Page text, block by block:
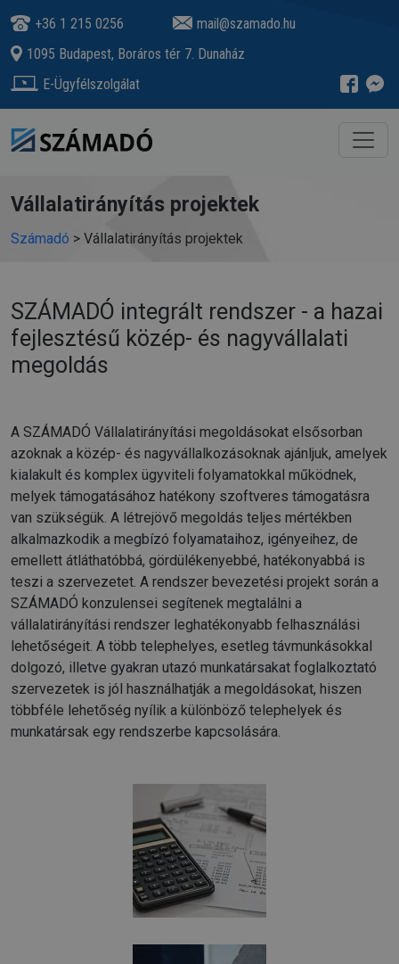
+36 1 215 0256
mail@szamado.hu
1095 Budapest, Boráros tér 7. Dunaház
E-Ügyfélszolgálat
Vállalatirányítás projektek
Számadó > Vállalatirányítás projektek
SZÁMADÓ integrált rendszer - a hazai
fejlesztésű közép- és nagyvállalati
megoldás
A SZÁMADÓ Vállalatirányítási megoldásokat elsősorban
azoknak a közép- és nagyvállalkozásoknak ajánljuk, amelyek
kialakult és komplex ügyviteli folyamatokkal működnek,
melyek támogatásához hatékony szoftveres támogatásra
van szükségük. A létrejövő megoldás teljes mértékben
alkalmazkodik a megbízó folyamataihoz, igényeihez, de
emellett átláthatóbbá, gördülékenyebbé, hatékonyabbá is
teszi a szervezetet. A rendszer bevezetési projekt során a
SZÁMADÓ konzulensei segítenek megtalálni a
vállalatirányítási rendszer leghatékonyabb felhasználási
lehetőségeit. A több telephelyes, esetleg távmunkásokkal
dolgozó, illetve gyakran utazó munkatársakat foglalkoztató
szervezetek is jól használhatják a megoldásokat, hiszen
többféle lehetőség nyílik a különböző telephelyek és
munkatársak egy rendszerbe kapcsolására.